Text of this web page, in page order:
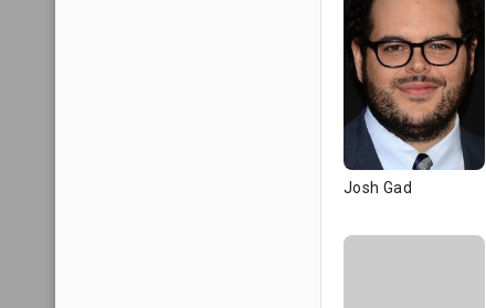
Josh Gad